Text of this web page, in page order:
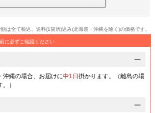
は全て税込、送料(1箇所)込み(北海道・沖縄を除く)の価格です。
に必ずご確認ください
沖縄の場合、お届けに中1日 掛かります。（離島の場
）